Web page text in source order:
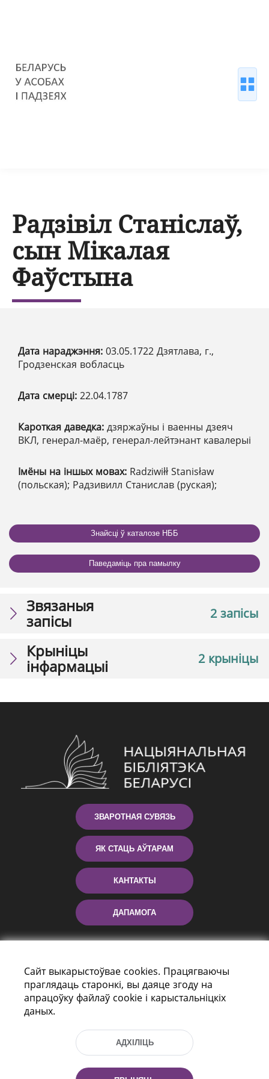
Радзівіл Станіслаў,
сын Мікалая
Фаўстына
Дата нараджэння: 03.05.1722 Дзятлава, г.,
Гродзенская вобласць
Дата смерці: 22.04.1787
Кароткая даведка: дзяржаўны і ваенны дзеяч
ВКЛ, генерал-маёр, генерал-лейтэнант кавалерыі
Імёны на іншых мовах: Radziwiłł Stanisław
(польская); Радзивилл Станислав (руская);
Знайсці ў каталозе НББ
Паведаміць пра памылку
2 запісы
Звязаныя
запісы
2 крыніцы
Крыніцы
інфармацыі
ЗВАРОТНАЯ СУВЯЗЬ
ЯК СТАЦЬ АЎТАРАМ
КАНТАКТЫ
ДАПАМОГА
праспект Незалежнасці 116
г. Мiнск, Рэспубліка Беларусь, 220114
Тэл.: (+375 17) 368 37 37, Факс: (+375 17)
Сайт выкарыстоўвае cookies. Працягваючы
праглядаць старонкі, вы даяце згоду на
апрацоўку файлаў cookie і карыстальніцкіх
даных.
АДХІЛІЦЬ